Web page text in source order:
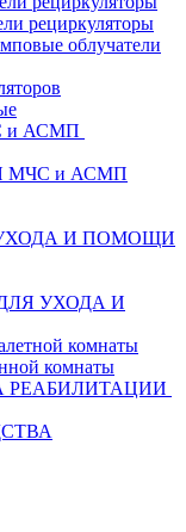
рециркуляторы
облучатели
и АСМП
МЧС и АСМП
И ПОМОЩИ
УХОДА И
комнаты
комнаты
РЕАБИЛИТАЦИИ